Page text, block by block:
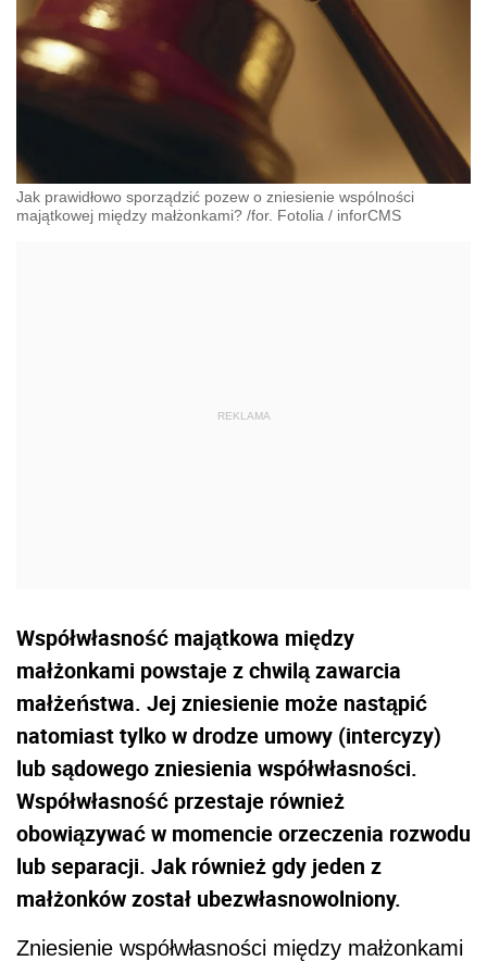
Jak prawidłowo sporządzić pozew o zniesienie wspólności
majątkowej między małżonkami? /for. Fotolia / inforCMS
Współwłasność majątkowa między
małżonkami powstaje z chwilą zawarcia
małżeństwa. Jej zniesienie może nastąpić
natomiast tylko w drodze umowy (intercyzy)
lub sądowego zniesienia współwłasności.
Współwłasność przestaje również
obowiązywać w momencie orzeczenia rozwodu
lub separacji. Jak również gdy jeden z
małżonków został ubezwłasnowolniony.
Zniesienie współwłasności między małżonkami